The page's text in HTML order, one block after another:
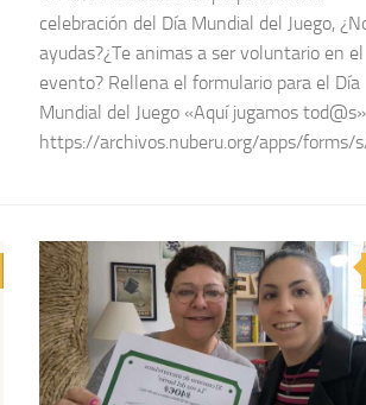
celebración del Día Mundial del Juego,
ayudas?¿Te animas a ser voluntario en el
evento? Rellena el formulario para el Día
Mundial del Juego «Aquí jugamos tod@s»
https://archivos.nuberu.org/apps/forms/